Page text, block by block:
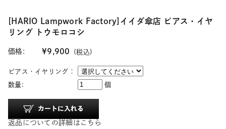
[HARIO Lampwork Factory]イイダ傘店 ピアス・イヤ
リング トウモロコシ
価格: ¥9,900 (税込)
ピアス・イヤリング：
数量:
個
返品についての詳細はこちら